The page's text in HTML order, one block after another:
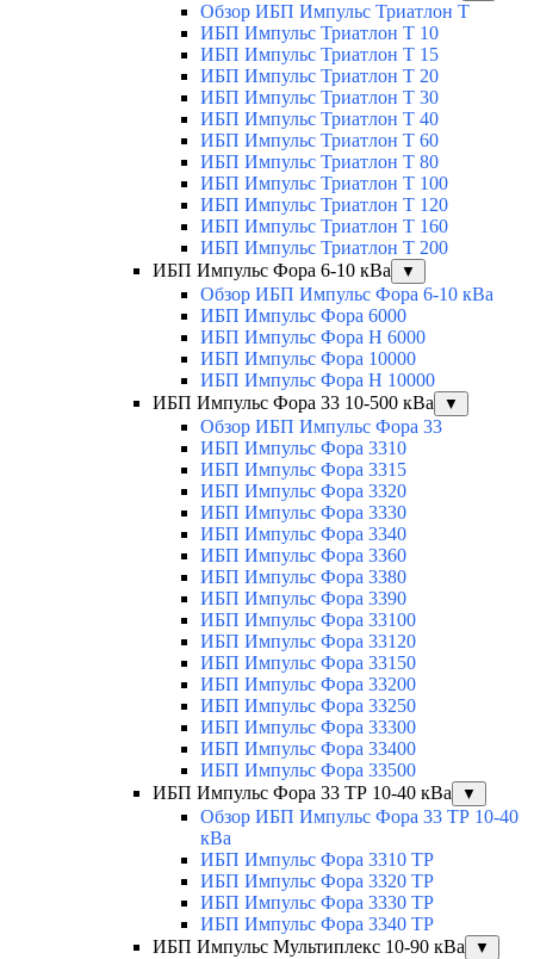
Обзор ИБП Импульс Триатлон Т
ИБП Импульс Триатлон Т 10
ИБП Импульс Триатлон Т 15
ИБП Импульс Триатлон Т 20
ИБП Импульс Триатлон Т 30
ИБП Импульс Триатлон Т 40
ИБП Импульс Триатлон Т 60
ИБП Импульс Триатлон Т 80
ИБП Импульс Триатлон Т 100
ИБП Импульс Триатлон Т 120
ИБП Импульс Триатлон Т 160
ИБП Импульс Триатлон Т 200
ИБП Импульс Фора 6-10 кВа
▼
Обзор ИБП Импульс Фора 6-10 кВа
ИБП Импульс Фора 6000
ИБП Импульс Фора H 6000
ИБП Импульс Фора 10000
ИБП Импульс Фора H 10000
ИБП Импульс Фора 33 10-500 кВа
▼
Обзор ИБП Импульс Фора 33
ИБП Импульс Фора 3310
ИБП Импульс Фора 3315
ИБП Импульс Фора 3320
ИБП Импульс Фора 3330
ИБП Импульс Фора 3340
ИБП Импульс Фора 3360
ИБП Импульс Фора 3380
ИБП Импульс Фора 3390
ИБП Импульс Фора 33100
ИБП Импульс Фора 33120
ИБП Импульс Фора 33150
ИБП Импульс Фора 33200
ИБП Импульс Фора 33250
ИБП Импульс Фора 33300
ИБП Импульс Фора 33400
ИБП Импульс Фора 33500
ИБП Импульс Фора 33 ТР 10-40 кВа
▼
Обзор ИБП Импульс Фора 33 ТР 10-40
кВа
ИБП Импульс Фора 3310 ТР
ИБП Импульс Фора 3320 ТР
ИБП Импульс Фора 3330 ТР
ИБП Импульс Фора 3340 ТР
ИБП Импульс Мультиплекс 10-90 кВа
▼